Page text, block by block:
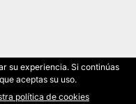
su experiencia. Si continúas
aceptas su uso.
política de cookies